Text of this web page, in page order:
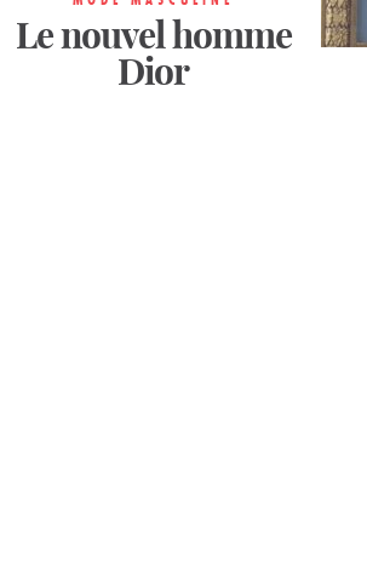
Le nouvel homme
Dior
Le nouvel homme
Dior
Le nouvel homme
Dior